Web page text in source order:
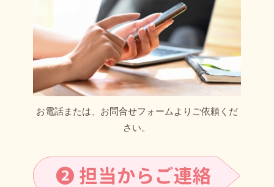
お電話または、お問合せフォームよりご依頼くだ
さい。